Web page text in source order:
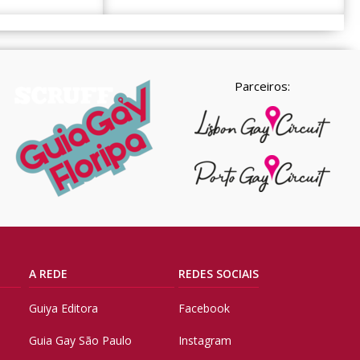
Parceiros:
A REDE
Guiya Editora
Guia Gay São Paulo
REDES SOCIAIS
Facebook
Instagram